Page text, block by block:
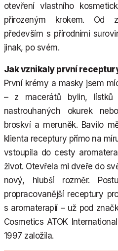
otevření vlastního
přirozeným krokem. Od
především s přírodními
jinak, po svém.
Jak vznikaly první
První krémy a masky jsem
– z macerátů bylin,
nastrouhaných okurek
broskví a meruněk. Bavilo
klienta receptury přímo na
vstoupila do cesty
život. Otevřela mi dveře do
nový, hlubší rozměr.
propracovanější receptury
s aromaterapií – už pod
Cosmetics ATOK
1997 založila.